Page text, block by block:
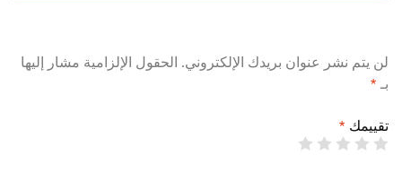
لن يتم نشر عنوان بريدك الإلكتروني. الحقول الإلزامية مشار إليها
بـ *
تقييمك *